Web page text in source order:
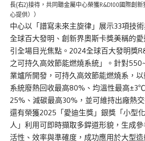
長(右2)接待，共同聽金屬中心榮獲R&D100國際創
心提供））
中心以「譜寫未來主旋律」展示33項技
全球百大發明、創新界奧斯卡獎美稱的
引全場目光焦點。2024全球百大發明獎
之可持久高效節能燃燒系統」。針對
業爐所開發，可持久高效節能燃燒系，
系統廢熱回收最高80%、均溫性最高
25%、減碳最高30%，並可維持出廠熱
還有榮獲2025「愛迪生獎」銀獎「小型
人」利用可即時擷取多銲道形貌，生成
活性、效率與準確度，成功應用於大型